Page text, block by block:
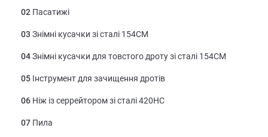
02 Пасатижі
03 Знімні кусачки зі сталі 154СМ
04Знімні кусачки для товстого дроту зі сталі 154СМ
05 Інструмент для зачищення дротів
06 Ніж із серрейтором зі сталі 420НС
07 Пила